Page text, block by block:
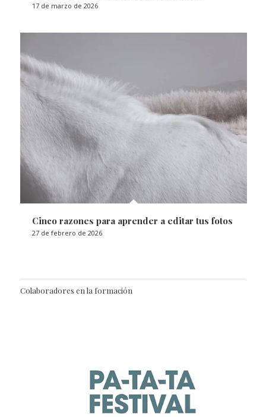
17 de marzo de 2026
Cinco razones para aprender a editar tus fotos
27 de febrero de 2026
Colaboradores en la formación